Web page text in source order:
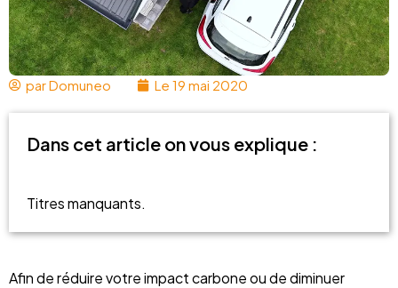
parDomuneo Le 19 mai 2020
Dans cet article on vous explique :
Titres manquants.
Afin de réduire votre impact carbone ou de diminuer